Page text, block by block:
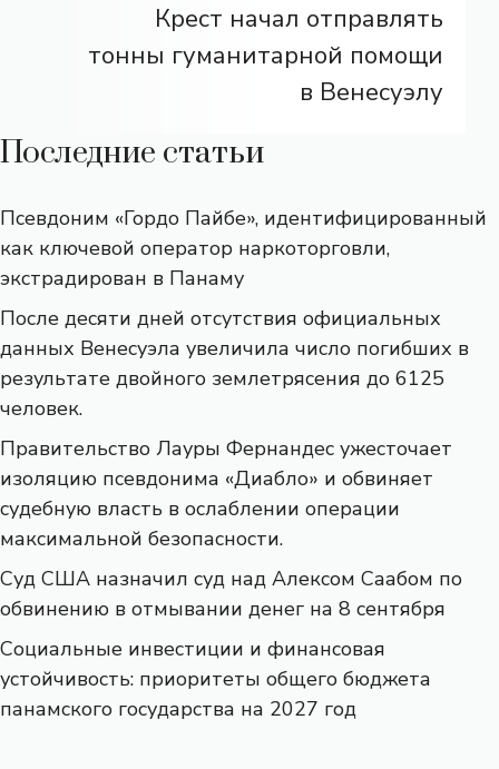
Крест начал отправлять
тонны гуманитарной помощи
в Венесуэлу
Последние статьи
Псевдоним «Гордо Пайбе», идентифицированный
как ключевой оператор наркоторговли,
экстрадирован в Панаму
После десяти дней отсутствия официальных
данных Венесуэла увеличила число погибших в
результате двойного землетрясения до 6125
человек.
Правительство Лауры Фернандес ужесточает
изоляцию псевдонима «Диабло» и обвиняет
судебную власть в ослаблении операции
максимальной безопасности.
Суд США назначил суд над Алексом Саабом по
обвинению в отмывании денег на 8 сентября
Социальные инвестиции и финансовая
устойчивость: приоритеты общего бюджета
панамского государства на 2027 год